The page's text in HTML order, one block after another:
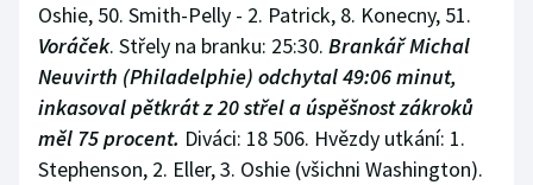
Oshie, 50. Smith-Pelly - 2. Patrick, 8. Konecny, 51.
Voráček. Střely na branku: 25:30. Brankář Michal
Neuvirth (Philadelphie) odchytal 49:06 minut,
inkasoval pětkrát z 20 střel a úspěšnost zákroků
měl 75 procent. Diváci: 18 506. Hvězdy utkání: 1.
Stephenson, 2. Eller, 3. Oshie (všichni Washington).